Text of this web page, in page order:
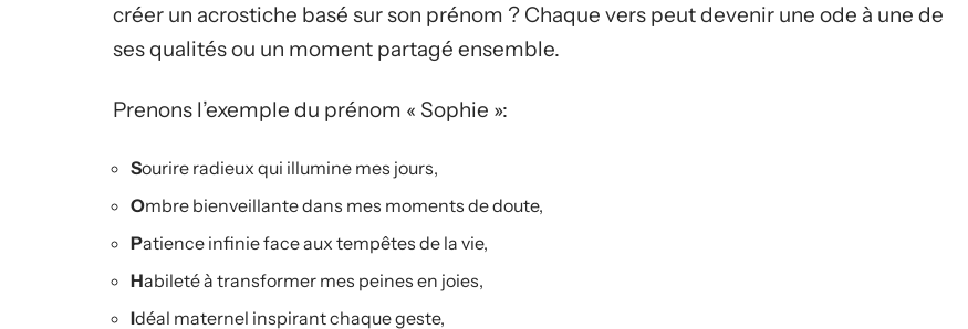
créer un acrostiche basé sur son prénom ? Chaque vers peut devenir une ode à une de
ses qualités ou un moment partagé ensemble.
Prenons l’exemple du prénom « Sophie »:
Sourire radieux qui illumine mes jours,
Ombre bienveillante dans mes moments de doute,
Patience infinie face aux tempêtes de la vie,
Habileté à transformer mes peines en joies,
Idéal maternel inspirant chaque geste,